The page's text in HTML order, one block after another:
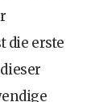
die erste